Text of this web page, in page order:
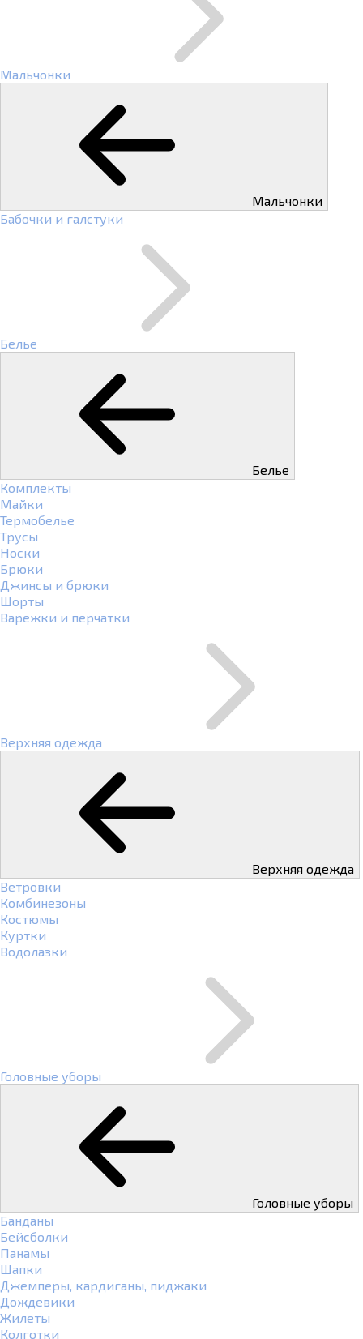
Мальчонки
Мальчонки
Бабочки и галстуки
Белье
Белье
Комплекты
Майки
Термобелье
Трусы
Носки
Брюки
Джинсы и брюки
Шорты
Варежки и перчатки
Верхняя одежда
Верхняя одежда
Ветровки
Комбинезоны
Костюмы
Куртки
Водолазки
Головные уборы
Головные уборы
Банданы
Бейсболки
Панамы
Шапки
Джемперы, кардиганы, пиджаки
Дождевики
Жилеты
Колготки